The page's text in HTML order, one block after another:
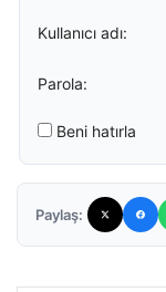
Kullanıcı adı:
Parola:
Beni hatırla
Paylaş: